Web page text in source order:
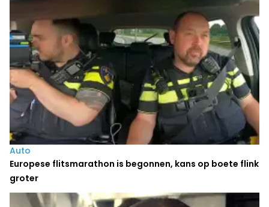
Auto
Europese flitsmarathon is begonnen, kans op boete flink
groter